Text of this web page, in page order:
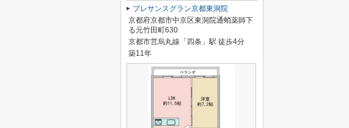
プレサンスグラン京都東洞院
京都府京都市中京区東洞院通蛸薬師下
る元竹田町630
京都市営烏丸線「四条」駅 徒歩4分
築11年